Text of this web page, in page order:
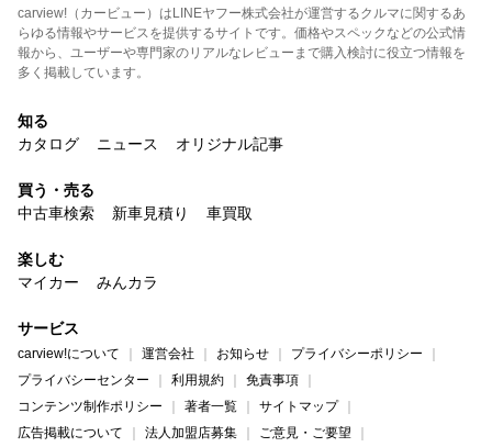
carview!（カービュー）はLINEヤフー株式会社が運営するクルマに関するあ
らゆる情報やサービスを提供するサイトです。価格やスペックなどの公式情
報から、ユーザーや専門家のリアルなレビューまで購入検討に役立つ情報を
多く掲載しています。
知る
カタログ
ニュース オリジナル記事
買う・売る
中古車検索
新車見積り 車買取
楽しむ
マイカー
みんカラ
サービス
carview!について 運営会社 お知らせ
プライバシーポリシー
プライバシーセンター
利用規約
免責事項
コンテンツ制作ポリシー
著者一覧
サイトマップ
広告掲載について
法人加盟店募集 ご意見・ご要望